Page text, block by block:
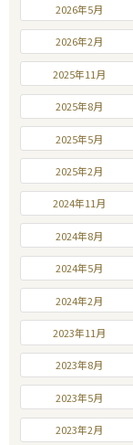
2026年5月
2026年2月
2025年11月
2025年8月
2025年5月
2025年2月
2024年11月
2024年8月
2024年5月
2024年2月
2023年11月
2023年8月
2023年5月
2023年2月